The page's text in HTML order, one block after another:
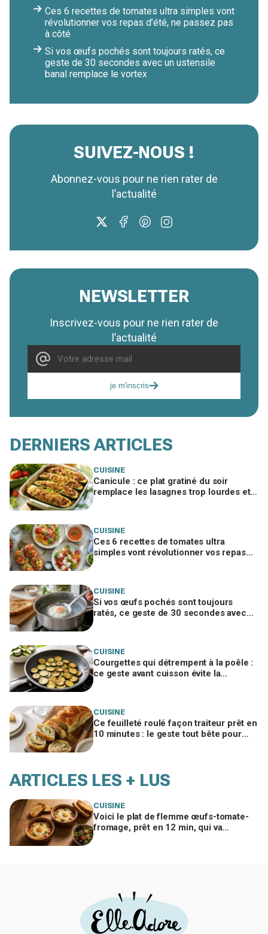
Ces 6 recettes de tomates ultra simples vont
révolutionner vos repas d’été, ne passez pas
à côté
Si vos œufs pochés sont toujours ratés, ce
geste de 30 secondes avec un ustensile
banal remplace le vortex
SUIVEZ-NOUS !
Abonnez-vous pour ne rien rater de
l’actualité
NEWSLETTER
Inscrivez-vous pour ne rien rater de
l’actualité
je m'inscris
DERNIERS ARTICLES
CUISINE
Canicule : ce plat gratiné du soir
remplace les lasagnes trop lourdes et
CUISINE
Ces 6 recettes de tomates ultra
simples vont révolutionner vos repas
CUISINE
Si vos œufs pochés sont toujours
ratés, ce geste de 30 secondes avec
CUISINE
Courgettes qui détrempent à la poêle :
ce geste avant cuisson évite la
CUISINE
Ce feuilleté roulé façon traiteur prêt en
10 minutes : le geste tout bête pour
ARTICLES LES + LUS
CUISINE
Voici le plat de flemme œufs-tomate-
fromage, prêt en 12 min, qui va